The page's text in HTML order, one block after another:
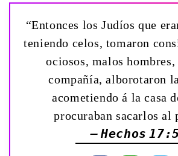
“Entonces los Judíos que
teniendo celos, tomaron
ociosos, malos
compañía, alborotaron
acometiendo á la casa
procuraban sacarlos al
— Hechos